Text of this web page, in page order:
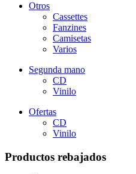
Otros
Cassettes
Fanzines
Camisetas
Varios
Segunda mano
CD
Vinilo
Ofertas
CD
Vinilo
Productos rebajados